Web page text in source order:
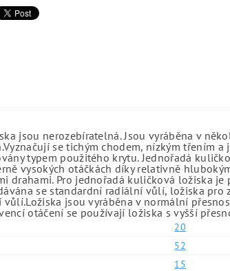
jsou nerozebíratelná. Jsou vyráběna v
se tichým chodem, nízkým třením
typem použitého krytu. Jednořadá
vysokých otáčkách díky relativně
drahami. Pro jednořadá kuličková ložiska
se standardní radiální vůlí, ložiska
jsou vyráběna v normální
otáčení se používají ložiska s vyšší
20
52
15